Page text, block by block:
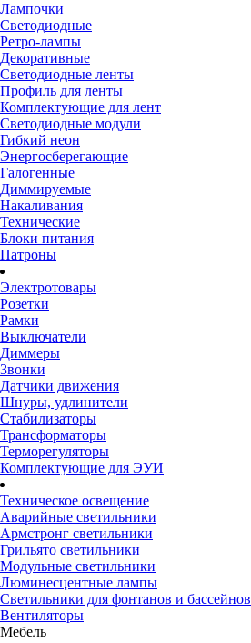
Лампочки
Светодиодные
Ретро-лампы
Декоративные
Светодиодные ленты
Профиль для ленты
Комплектующие для лент
Светодиодные модули
Гибкий неон
Энергосберегающие
Галогенные
Диммируемые
Накаливания
Технические
Блоки питания
Патроны
Электротовары
Розетки
Рамки
Выключатели
Диммеры
Звонки
Датчики движения
Шнуры, удлинители
Стабилизаторы
Трансформаторы
Терморегуляторы
Комплектующие для ЭУИ
Техническое освещение
Аварийные светильники
Армстронг светильники
Грильято светильники
Модульные светильники
Люминесцентные лампы
Светильники для фонтанов и бассейнов
Вентиляторы
Мебель